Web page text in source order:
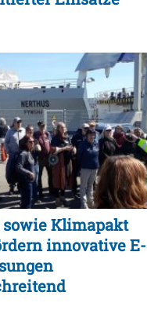
sowie Klimapakt
innovative E-